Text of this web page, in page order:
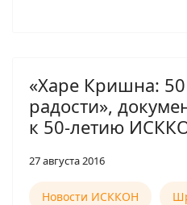
«Харе Кришна:
радости»,
к 50-летию
27 августа 2016
Новости ИСККОН